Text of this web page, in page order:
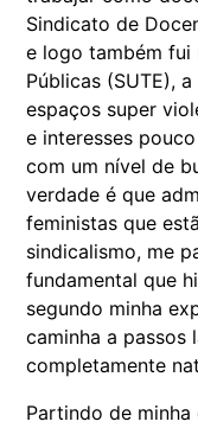
Sindicato de
e logo também fui
Públicas (SUTE),
espaços super
e interesses
com um nível de
verdade é que
feministas que
sindicalismo, me
fundamental que
segundo minha
caminha a passos
completamente
Partindo de